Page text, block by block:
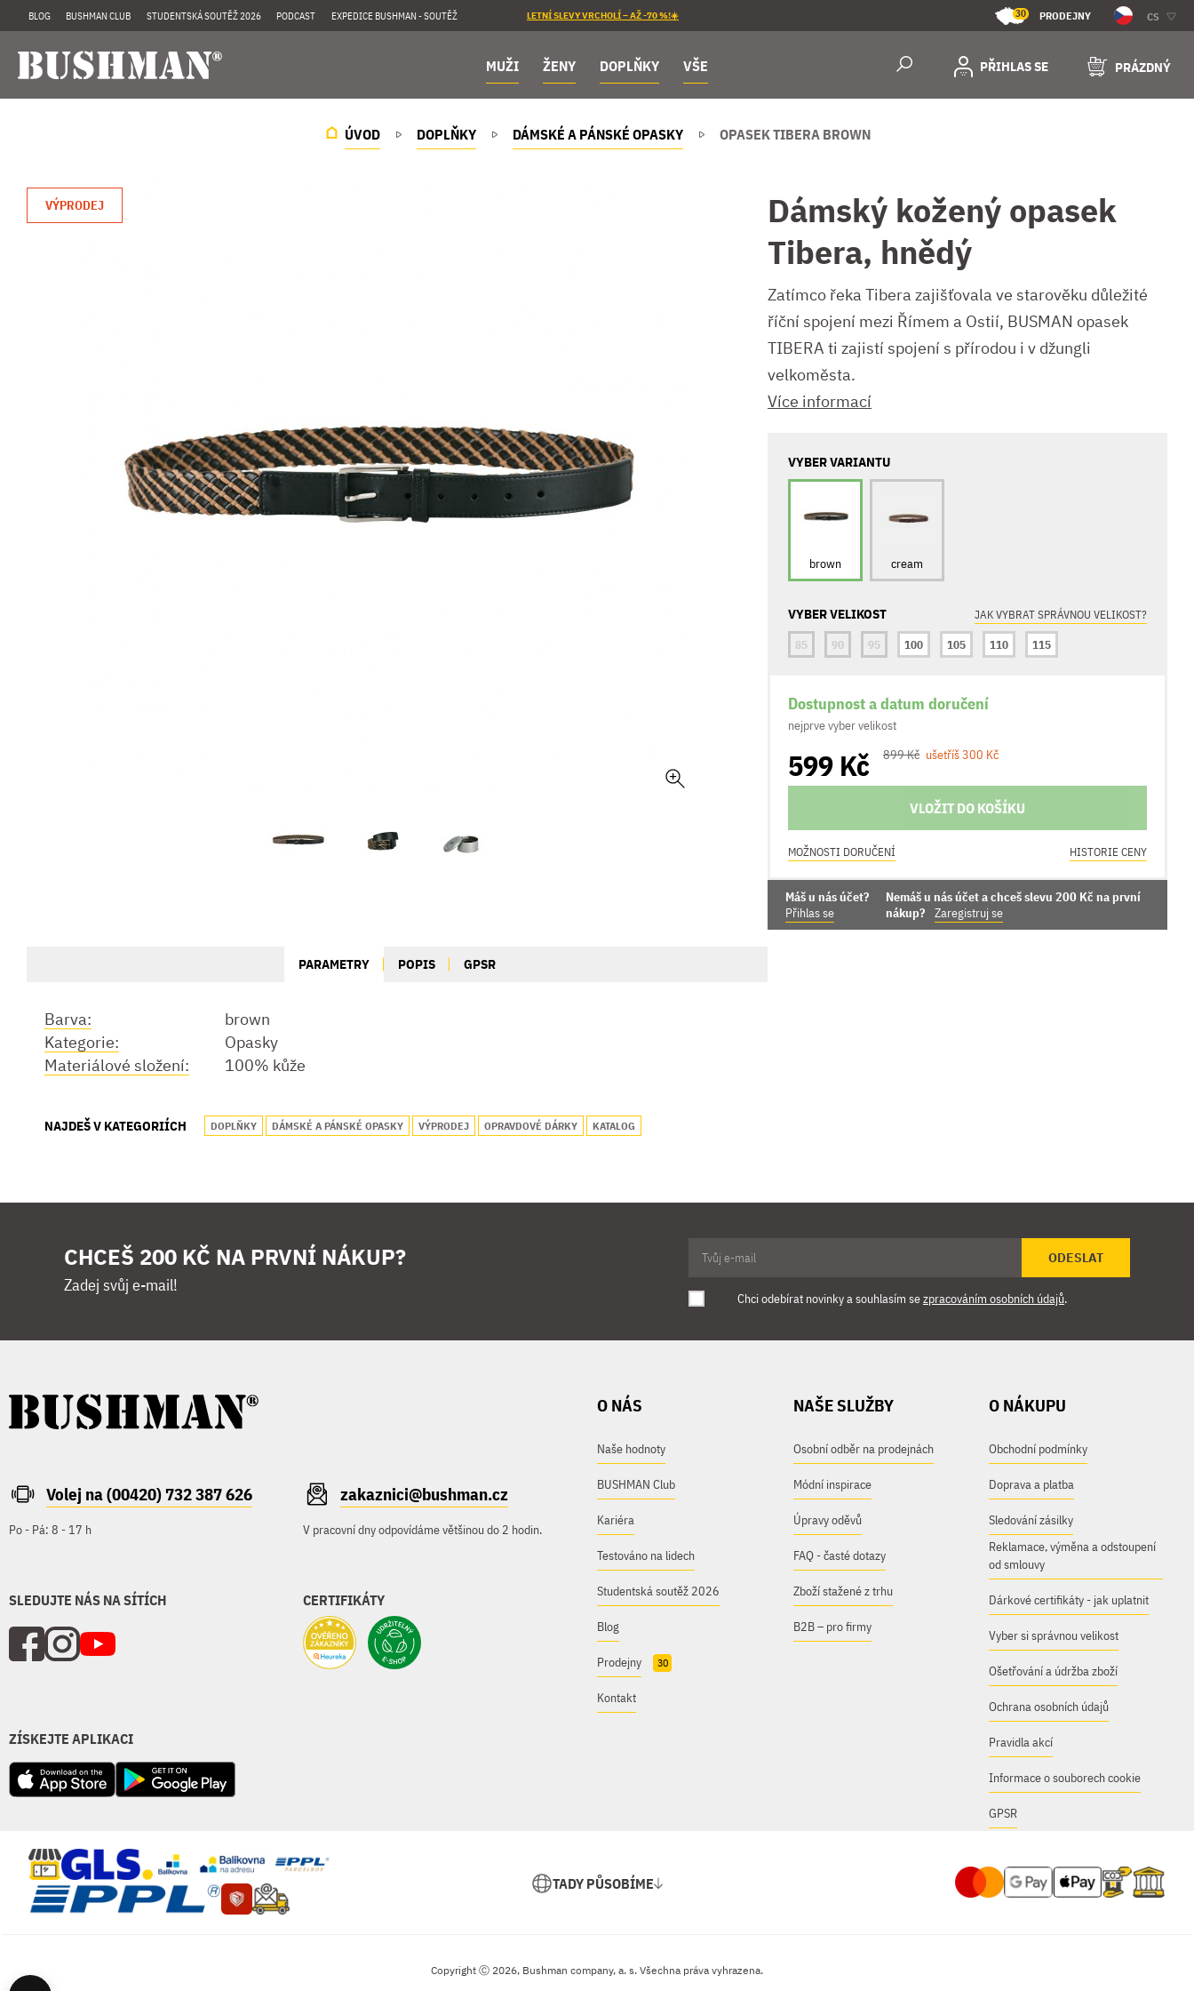
BLOG BUSHMAN CLUB STUDENTSKÁ SOUTĚŽ 2026 PODCAST EXPEDICE BUSHMAN - SOUTĚŽ LETNÍ SLEVY VRCHOLÍ – AŽ -70 %!☀️ 30 PRODEJNY CS
MUŽI ŽENY DOPLŇKY VŠE PŘIHLAS SE PRÁZDNÝ
ÚVOD DOPLŇKY DÁMSKÉ A PÁNSKÉ OPASKY OPASEK TIBERA BROWN
VÝPRODEJ
Dámský kožený opasek
Tibera, hnědý
Zatímco řeka Tibera zajišťovala ve starověku důležité
říční spojení mezi Římem a Ostií, BUSMAN opasek
TIBERA ti zajistí spojení s přírodou i v džungli
velkoměsta.
Více informací
VYBER VARIANTU
brown cream
VYBER VELIKOST
JAK VYBRAT SPRÁVNOU VELIKOST?
85
90 95 100 105 110 115
Dostupnost a datum doručení
nejprve vyber velikost
599 Kč 899 Kč ušetříš 300 Kč
VLOŽIT DO KOŠÍKU
MOŽNOSTI DORUČENÍ HISTORIE CENY
Máš u nás účet?
Přihlas se
Nemáš u nás účet a chceš slevu 200 Kč na první
nákup?
Zaregistruj se
PARAMETRY POPIS GPSR
Barva:
brown
Kategorie:
Opasky
Materiálové složení:
100% kůže
NAJDEŠ V KATEGORIÍCH DOPLŇKY DÁMSKÉ A PÁNSKÉ OPASKY VÝPRODEJ OPRAVDOVÉ DÁRKY KATALOG
CHCEŠ 200 KČ NA PRVNÍ NÁKUP?
Zadej svůj e-mail!
ODESLAT
Chci odebírat novinky a souhlasím sezpracováním osobních údajů.
Volej na (00420) 732 387 626
Po - Pá: 8 - 17 h
zakaznici@bushman.cz
V pracovní dny odpovídáme většinou do 2 hodin.
SLEDUJTE NÁS NA SÍTÍCH CERTIFIKÁTY
ZÍSKEJTE APLIKACI
O NÁS
Naše hodnoty
BUSHMAN Club
Kariéra
Testováno na lidech
Studentská soutěž 2026
Blog
Prodejny 30
Kontakt
NAŠE SLUŽBY
Osobní odběr na prodejnách
Módní inspirace
Úpravy oděvů
FAQ - časté dotazy
Zboží stažené z trhu
B2B – pro firmy
O NÁKUPU
Obchodní podmínky
Doprava a platba
Sledování zásilky
Reklamace, výměna a odstoupení
od smlouvy
Dárkové certifikáty - jak uplatnit
Vyber si správnou velikost
Ošetřování a údržba zboží
Ochrana osobních údajů
Pravidla akcí
Informace o souborech cookie
GPSR
TADY PŮSOBÍME
Copyright Ⓒ 2026, Bushman company, a. s. Všechna práva vyhrazena.